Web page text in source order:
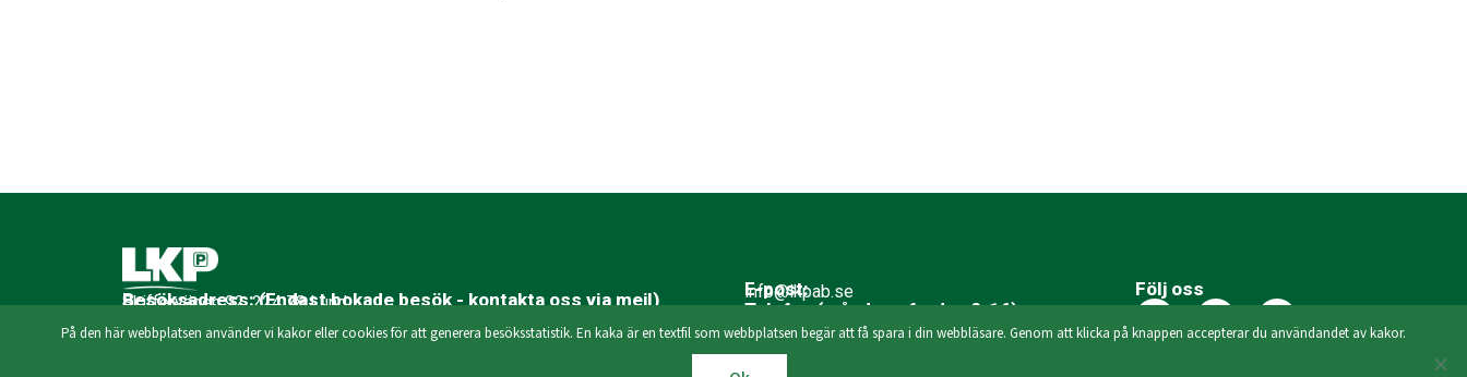
Besöksadress: (Endast bokade besök - kontakta oss via mejl)
Skiffervägen 92, 224 78 Lund
Visa på Karta
Postadress:
Skiffervägen 92, 224 78 Lund
E-post:
info@lkpab.se
Telefon (måndag - fredag 8-16):
Följ oss
Personuppgiftspolicy
På den här webbplatsen använder vi kakor eller cookies för att generera besöksstatistik. En kaka är en textfil som webbplatsen begär att få spara i din webbläsare. Genom att klicka på knappen accepterar du användandet av kakor.